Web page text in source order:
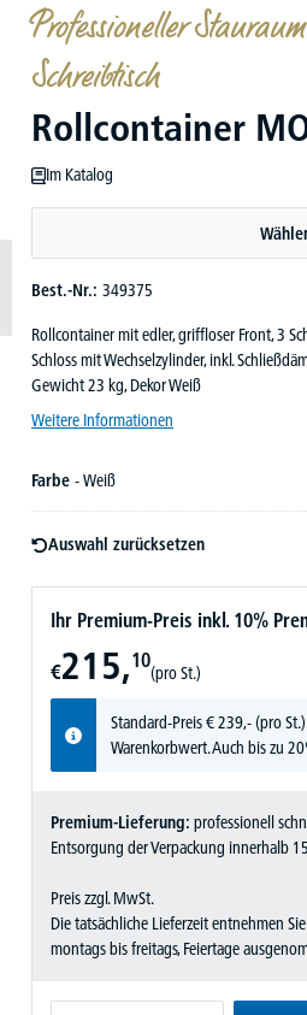
Professioneller
Schreibtisch
Rollcontainer
Im Katalog
Best.-Nr.: 349375
Rollcontainer mit edler, griffloser Front, 3
Schloss mit Wechselzylinder, inkl.
Gewicht 23 kg, Dekor Weiß
Weitere Informationen
Farbe - Weiß
Auswahl zurücksetzen
Ihr Premium-Preis inkl. 10%
€215,10
(pro St.)
Standard-Preis€239,-(pro
Warenkorbwert. Auch bis zu
Premium-Lieferung: professionell
Entsorgung der Verpackung innerhalb
Preis zzgl. MwSt.
Die tatsächliche Lieferzeit entnehmen
montags bis freitags, Feiertage